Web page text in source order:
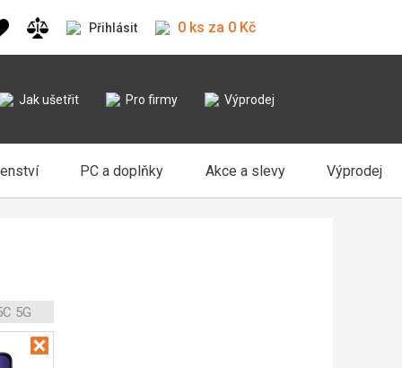
Přihlásit 0 ks za 0 Kč
Jak ušetřit Pro firmy Výprodej
PC a doplňky Akce a slevy Výprodej
5G